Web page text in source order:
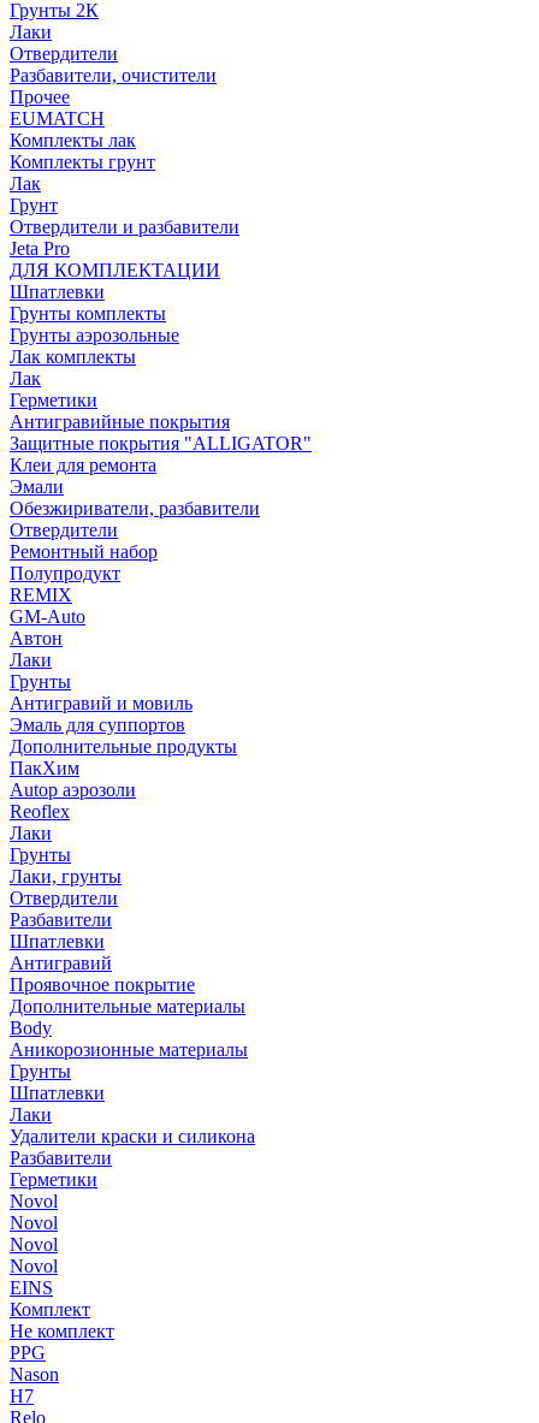
Грунты 2К
Лаки
Отвердители
Разбавители, очистители
Прочее
EUMATCH
Комплекты лак
Комплекты грунт
Лак
Грунт
Отвердители и разбавители
Jeta Pro
ДЛЯ КОМПЛЕКТАЦИИ
Шпатлевки
Грунты комплекты
Грунты аэрозольные
Лак комплекты
Лак
Герметики
Антигравийные покрытия
Защитные покрытия "ALLIGATOR"
Клеи для ремонта
Эмали
Обезжириватели, разбавители
Отвердители
Ремонтный набор
Полупродукт
REMIX
GM-Auto
Автон
Лаки
Грунты
Антигравий и мовиль
Эмаль для суппортов
Дополнительные продукты
ПакХим
Autop аэрозоли
Reoflex
Лаки
Грунты
Лаки, грунты
Отвердители
Разбавители
Шпатлевки
Антигравий
Проявочное покрытие
Дополнительные материалы
Body
Аникорозионные материалы
Грунты
Шпатлевки
Лаки
Удалители краски и силикона
Разбавители
Герметики
Novol
Novol
Novol
Novol
EINS
Комплект
Не комплект
PPG
Nason
H7
Relo